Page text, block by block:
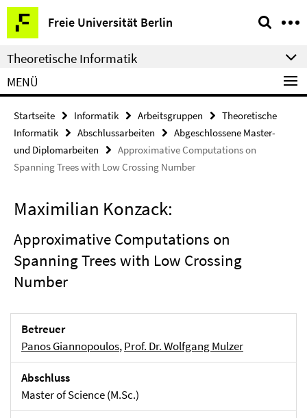
Springe
direkt
zu
Inhalt
Freie Universität Berlin
Service-
Navigation
Theoretische Informatik
MENÜ
Startseite Informatik Arbeitsgruppen
Theoretische
Informatik
Abschlussarbeiten
Abgeschlossene Master-
und Diplomarbeiten
Approximative Computations on
Spanning Trees with Low Crossing Number
Maximilian Konzack:
Approximative Computations on
Spanning Trees with Low Crossing
Number
Betreuer
Panos Giannopoulos,Prof. Dr. Wolfgang Mulzer
Abschluss
Master of Science (M.Sc.)